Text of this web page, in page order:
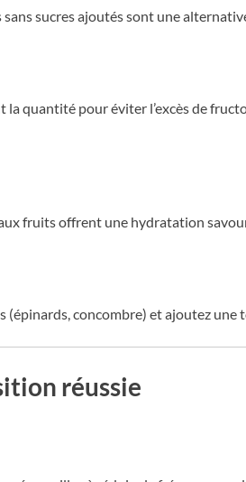
sans sucres ajoutés sont une
quantité pour éviter l’excès de
fruits offrent une hydratation
(épinards, concombre) et ajoutez
réussie